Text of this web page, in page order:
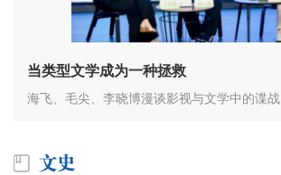
当类型文学成为一种拯救
海飞、毛尖、李晓博漫谈影视与文学中的谍战